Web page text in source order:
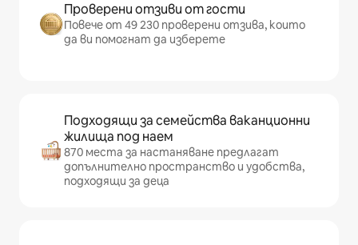
Проверени отзиви от гости
Повече от 49 230 проверени отзива, които
да ви помогнат да изберете
Подходящи за семейства ваканционни
жилища под наем
870 места за настаняване предлагат
допълнително пространство и удобства,
подходящи за деца